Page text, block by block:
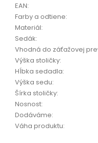
EAN:
Farby a odtiene:
Materiál:
Sedák:
Vhodná do záťažovej
Výška stoličky:
Hĺbka sedadla:
Výška sedu:
Šírka stoličky:
Nosnost:
Dodáváme:
Váha produktu: